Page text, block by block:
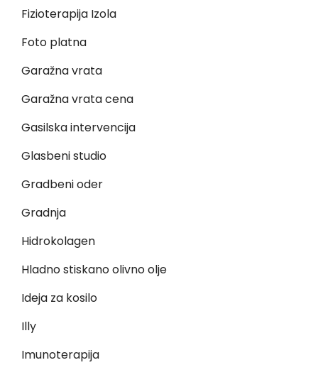
Fizioterapija Izola
Foto platna
Garažna vrata
Garažna vrata cena
Gasilska intervencija
Glasbeni studio
Gradbeni oder
Gradnja
Hidrokolagen
Hladno stiskano olivno olje
Ideja za kosilo
Illy
Imunoterapija